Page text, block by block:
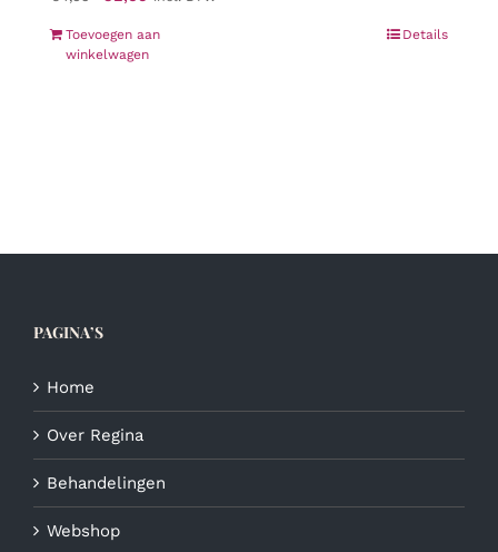
was:
€4,95.
is:
Toevoegen aan
winkelwagen
Details
PAGINA’S
Home
Over Regina
Behandelingen
Webshop